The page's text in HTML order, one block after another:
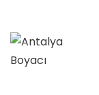
İçeriğe
geç